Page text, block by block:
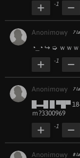
-1
Anonimowy 7
◔_◔ ︀↪ ︀➭ ｗｗ
-1
Anonimowy 7
█▬█ ︀█ ︀▀█▀
ｍ?3300969
-1
Anonimowy 8